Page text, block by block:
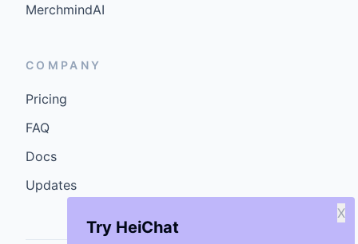
Try HeiChat
X
MerchmindAI
COMPANY
Pricing
FAQ
Docs
Updates